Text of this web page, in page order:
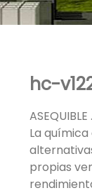
hc-
La
propias